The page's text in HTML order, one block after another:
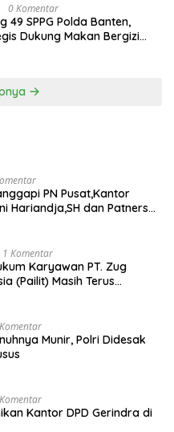
0 Komentar
49 SPPG Polda Banten,
Dukung Makan Bergizi
PN Pusat,Kantor
Hariandja,SH dan Patners
1 Komentar
Karyawan PT. Zug
(Pailit) Masih Terus
Munir, Polri Didesak
Kantor DPD Gerindra di